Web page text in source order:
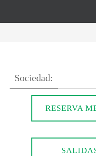
Sociedad:
RESERVA